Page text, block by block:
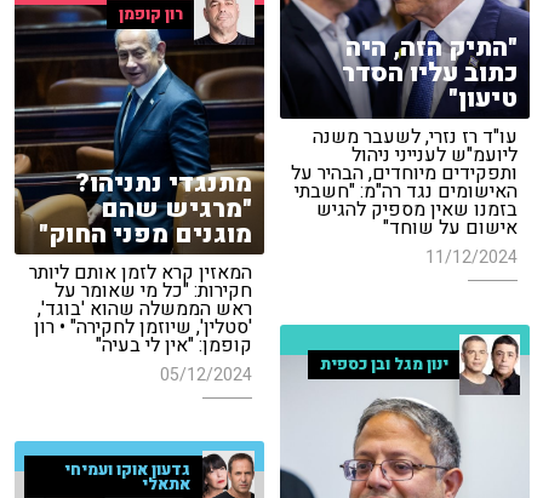
"התיק הזה, היה
כתוב עליו הסדר
טיעון"
עו"ד רז נזרי, לשעבר משנה
ליועמ"ש לענייני ניהול
ותפקידים מיוחדים, הבהיר על
האישומים נגד רה"מ: "חשבתי
בזמנו שאין מספיק להגיש
אישום על שוחד"
11/12/2024
רון קופמן
מתנגדי נתניהו?
"מרגיש שהם
מוגנים מפני החוק"
המאזין קרא לזמן אותם ליותר
חקירות: "כל מי שאומר על
ראש הממשלה שהוא 'בוגד',
'סטלין', שיוזמן לחקירה" • רון
קופמן: "אין לי בעיה"
05/12/2024 ינון מגל ובן כספית
גדעון אוקו ועמיחי
אתאלי